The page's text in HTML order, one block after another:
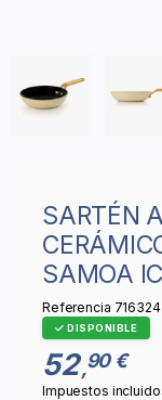
SARTÉN ANTIADHERENTE
SAMOA
Referencia 716324
DISPONIBLE
52,90 €
Impuestos